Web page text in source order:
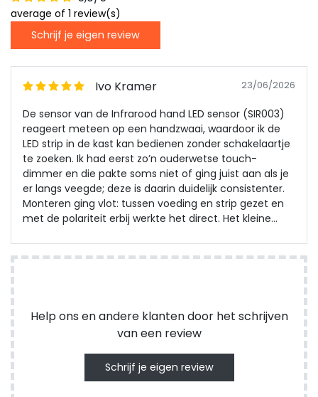
average of 1 review(s)
Schrijf je eigen review
Ivo Kramer 23/06/2026
De sensor van de Infrarood hand LED sensor (SIR003)
reageert meteen op een handzwaai, waardoor ik de
LED strip in de kast kan bedienen zonder schakelaartje
te zoeken. Ik had eerst zo’n ouderwetse touch-
dimmer en die pakte soms niet of ging juist aan als je
er langs veegde; deze is daarin duidelijk consistenter.
Monteren ging vlot: tussen voeding en strip gezet en
met de polariteit erbij werkte het direct. Het kleine
met een tweede beweging voelt logisch. Via
LedGigant gehaald en eindelijk een sensor die zich
Help ons en andere klanten door het schrijven
van een review
Schrijf je eigen review